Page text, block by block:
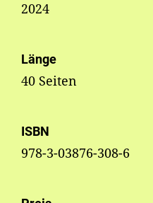
2024
Länge
40 Seiten
ISBN
978-3-03876-308-6